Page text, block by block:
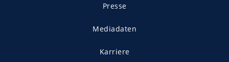
Presse
Mediadaten
Karriere